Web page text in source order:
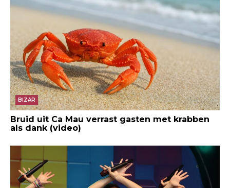
BIZAR
Bruid uit Ca Mau verrast gasten met krabben
als dank (video)